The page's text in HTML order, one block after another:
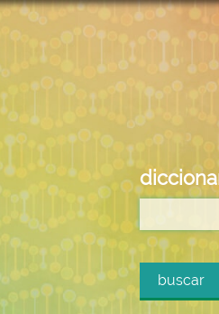
buscar